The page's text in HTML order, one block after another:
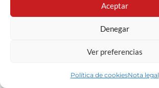
Aceptar
Denegar
Ver preferencias
Política de cookiesNota legal